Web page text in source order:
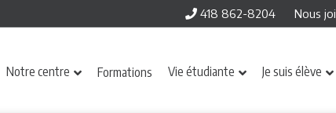
418 862-8204 Nous
Notre centre Formations Vie étudiante Je suis élève